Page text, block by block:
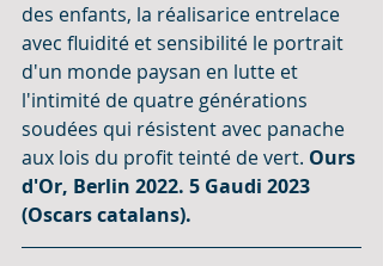
des enfants, la réalisarice entrelace
avec fluidité et sensibilité le portrait
d'un monde paysan en lutte et
l'intimité de quatre générations
soudées qui résistent avec panache
aux lois du profit teinté de vert. Ours
d'Or, Berlin 2022. 5 Gaudi 2023
(Oscars catalans).